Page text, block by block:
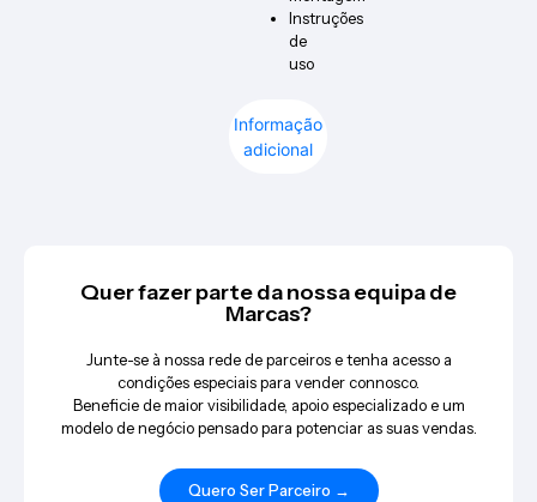
Informação
adicional
Instruções
de
uso
Quer fazer parte da nossa equipa de
Marcas?
Junte-se à nossa rede de parceiros e tenha acesso a
condições especiais para vender connosco.
Beneficie de maior visibilidade, apoio especializado e um
modelo de negócio pensado para potenciar as suas vendas.
Quero Ser Parceiro →